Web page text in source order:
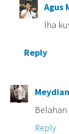
Agus
lha
Reply
Belahan
Reply